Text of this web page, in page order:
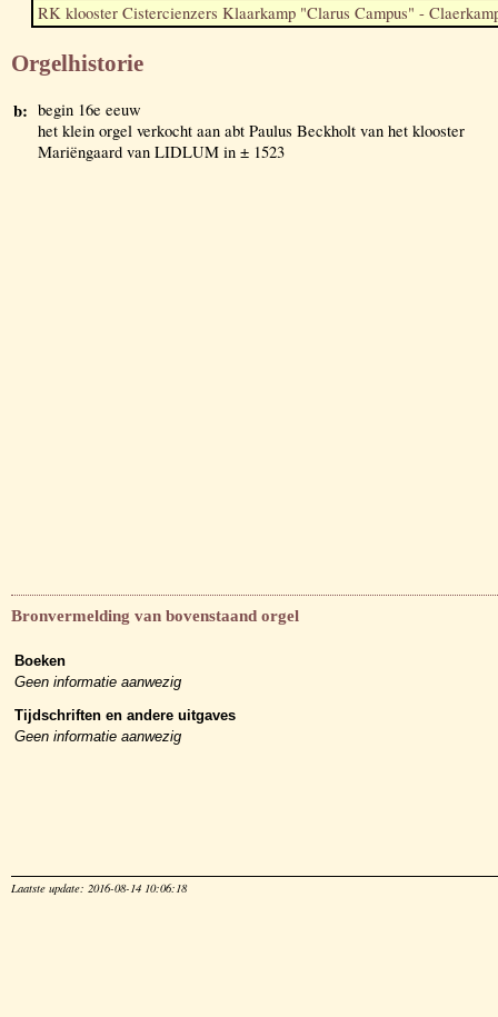
RK klooster Cistercienzers Klaarkamp "Clarus Campus" -
Orgelhistorie
b: begin 16e eeuw
het klein orgel verkocht aan abt Paulus Beckholt van het klooster
Mariëngaard van LIDLUM in ± 1523
Bronvermelding van bovenstaand orgel
Boeken
Geen informatie aanwezig
Tijdschriften en andere uitgaves
Geen informatie aanwezig
Laatste update: 2016-08-14 10:06:18